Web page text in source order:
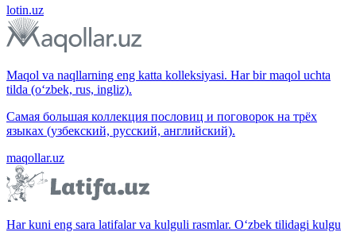
lotin.uz
Maqol va naqllarning eng katta kolleksiyasi. Har bir maqol uchta
tilda (o‘zbek, rus, ingliz).
Самая большая коллекция пословиц и поговорок на трёх
языках (узбекский, русский, английский).
maqollar.uz
Har kuni eng sara latifalar va kulguli rasmlar. O‘zbek tilidagi kulgu